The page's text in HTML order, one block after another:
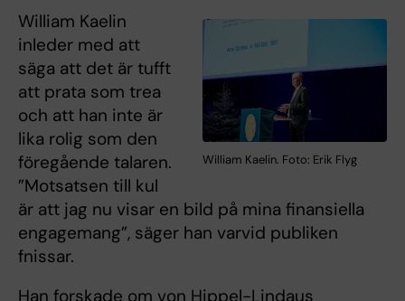
William Kaelin. Foto: Erik Flyg
William Kaelin
inleder med att
säga att det är tufft
att prata som trea
och att han inte är
lika rolig som den
föregående talaren.
”Motsatsen till kul
är att jag nu visar en bild på mina finansiella
engagemang”, säger han varvid publiken
fnissar.
Han forskade om von Hippel-Lindaus